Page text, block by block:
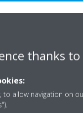
përmes
thanks to
to allow navigation on